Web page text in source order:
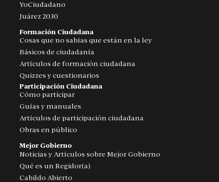
YoCiudadano
Juárez 2030
Formación Ciudadana
Cosas que no sabías que están en la ley
Básicos de ciudadanía
Artículos de formación ciudadana
Quizzes y cuestionarios
Participación Ciudadana
Cómo participar
Guías y manuales
Artículos de participación ciudadana
Obras en público
Mejor Gobierno
Noticias y Artículos sobre Mejor Gobierno
Qué es un Regidor(a)
Cabildo Abierto